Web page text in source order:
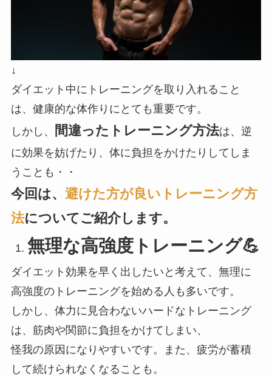
↓
ダイエット中にトレーニングを取り入れること
は、健康的な体作りにとても重要です。
しかし、
間違ったトレーニング方法は、逆
に効果を妨げたり、体に負担をかけたりしてしま
うことも・・
今回は、 避けた方が良いトレーニング方
法についてご紹介します。
無理な高強度トレーニング💪
ダイエット効果を早く出したいと考えて、無理に
高強度のトレーニングを始める人も多いです。
しかし、体力に見合わないハードなトレーニング
は、筋肉や関節に負担をかけてしまい、
怪我の原因になりやすいです。また、疲労が蓄積
して続けられなくなることも。